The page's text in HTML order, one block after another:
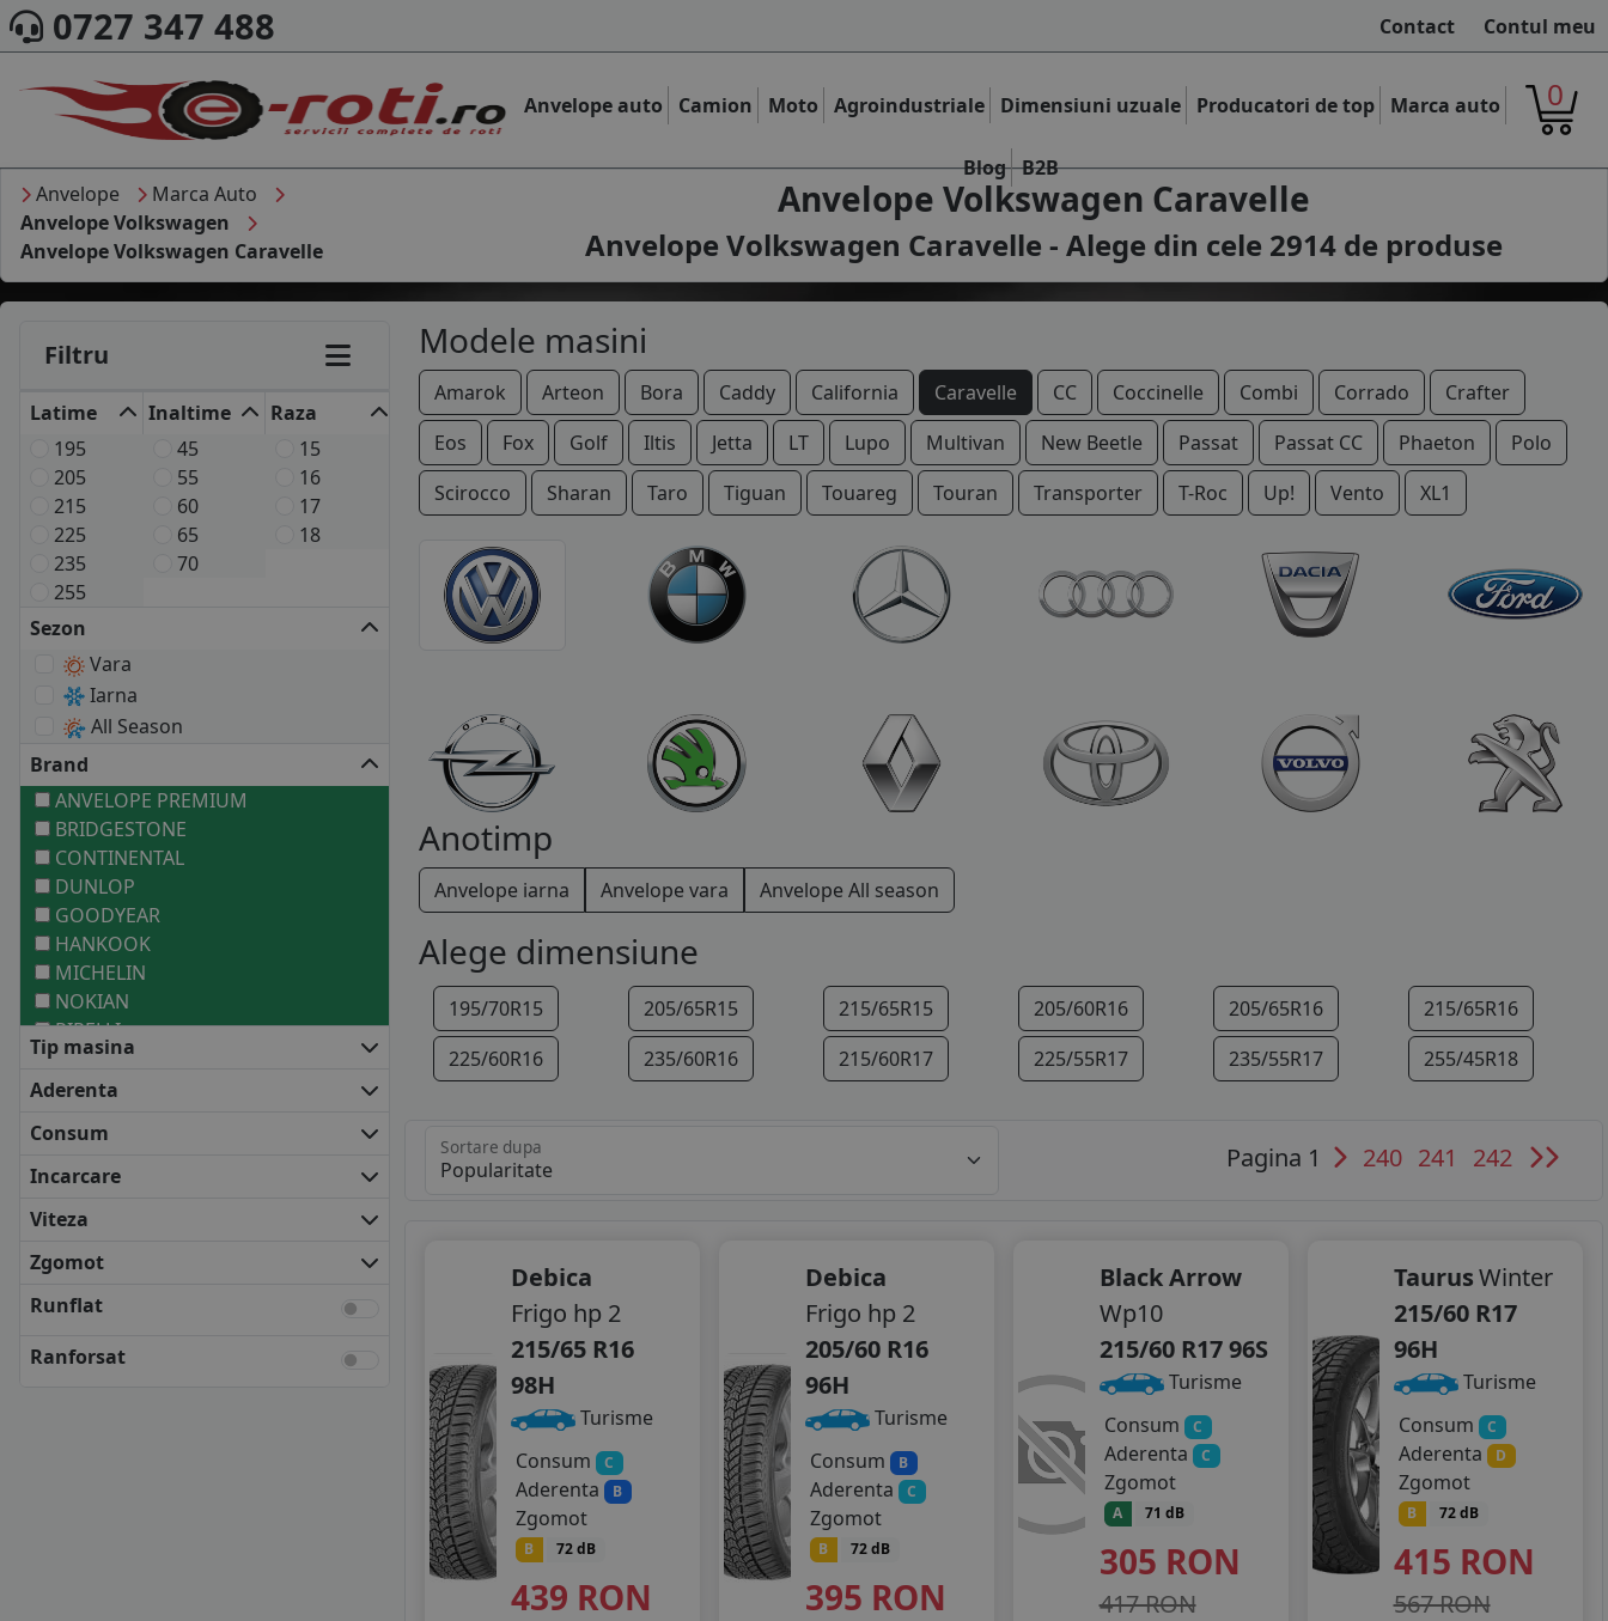
0727 347 488 Contact Contul meu
Anvelope auto Camion Moto Agroindustriale Dimensiuni uzuale Producatori de top Marca auto
Blog B2B
0
Anvelope
Marca Auto
Anvelope Volkswagen
Anvelope Volkswagen Caravelle
Anvelope Volkswagen Caravelle
Anvelope Volkswagen Caravelle - Alege din cele 2914de produse
Filtru
Latime
195
205
215
225
235
255
Inaltime
45
55
60
65
70
Raza
15
16
17
18
Sezon
Vara
Iarna
All Season
Brand
ANVELOPE PREMIUM
BRIDGESTONE
CONTINENTAL
DUNLOP
GOODYEAR
HANKOOK
MICHELIN
NOKIAN
PIRELLI
ANVELOPE MEDII
BARUM
COOPER
DEBICA
FIRESTONE
FULDA
KLEBER
KUMHO
Tip masina
Aderenta
Consum
Incarcare
Viteza
Zgomot
Runflat
Ranforsat
Modele masini
Amarok Arteon Bora Caddy California Caravelle CC Coccinelle Combi Corrado
Crafter
Eos
Fox Golf Iltis Jetta LT Lupo Multivan New Beetle Passat Passat CC Phaeton
Polo
Scirocco
Sharan Taro Tiguan Touareg Touran Transporter T-Roc Up! Vento XL1
Anotimp
Anvelope iarna Anvelope vara Anvelope All season
Alege dimensiune
195/70R15 205/65R15 215/65R15 205/60R16 205/65R16
215/65R16
225/60R16
235/60R16 215/60R17 225/55R17 235/55R17 255/45R18
Sortare dupa Pagina 1 240 241 242
Debica
Frigo hp 2
215/65 R16
98H
Turisme
Consum
C
Aderenta B
Zgomot
B 72 dB
439 RON
Debica
Frigo hp 2
205/60 R16
96H
Turisme
Consum
B
Aderenta C
Zgomot
B 72 dB
395 RON
Black Arrow
Wp10
215/60 R17 96S
Turisme
Consum
C
Aderenta C
Zgomot
A 71 dB
305 RON
417 RON
TaurusWinter
215/60 R17
96H
Turisme
Consum
C
Aderenta D
Zgomot
B 72 dB
415 RON
567 RON